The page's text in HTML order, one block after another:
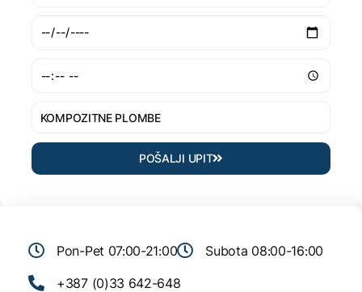
POŠALJI UPIT
Pon-Pet 07:00-21:00
Subota 08:00-16:00
+387 (0)33 642-648